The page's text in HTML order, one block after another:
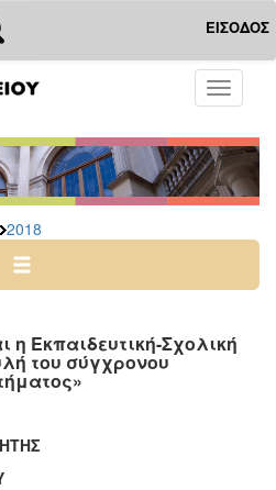
ΕΙΣΟΔΟΣ
Toggle
2018
η Εκπαιδευτική-Σχολική
του σύγχρονου